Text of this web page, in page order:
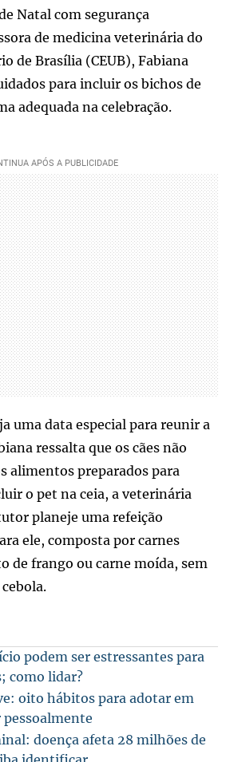
Natal com segurança
de medicina veterinária do
de Brasília (CEUB), Fabiana
para incluir os bichos de
adequada na celebração.
uma data especial para reunir a
ressalta que os cães não
alimentos preparados para
o pet na ceia, a veterinária
planeje uma refeição
ele, composta por carnes
de frango ou carne moída, sem
podem ser estressantes para
como lidar?
oito hábitos para adotar em
doença afeta 28 milhões de